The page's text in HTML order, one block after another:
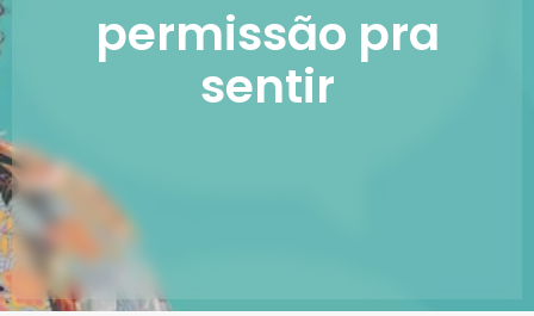
permissão pra
sentir